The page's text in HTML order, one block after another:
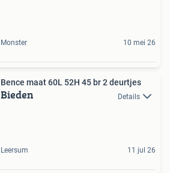
Monster 10 mei 26
Bence maat 60L 52H 45 br 2 deurtjes
Bieden Details
Leersum 11 jul 26